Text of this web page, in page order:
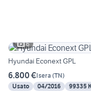
6
Hyundai Econext GPL
6.800 €Isera (TN)
Usato
04/2016 99335